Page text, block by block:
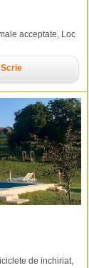
acceptate, Loc
Scrie
de inchiriat,